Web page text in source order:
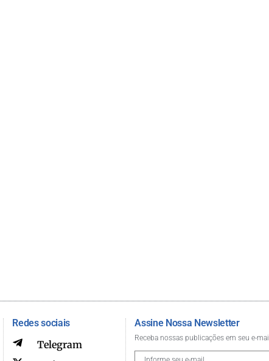
Redes sociais
Telegram
Assine Nossa Newsletter
Receba nossas publicações em seu e-mail